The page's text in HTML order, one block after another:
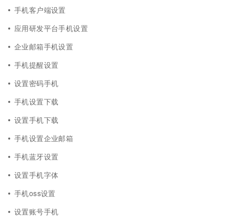
手机客户端设置
应用研发平台手机设置
企业邮箱手机设置
手机提醒设置
设置密码手机
手机设置下载
设置手机下载
手机设置企业邮箱
手机蓝牙设置
设置手机字体
手机oss设置
设置账号手机